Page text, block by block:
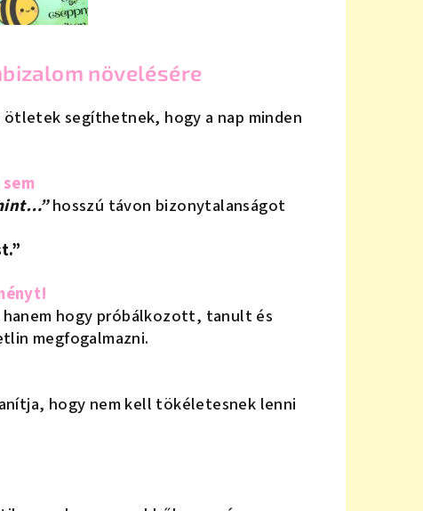
növelésére
segíthetnek, hogy a nap minden
hosszú távon bizonytalanságot
hanem hogy próbálkozott, tanult és
megfogalmazni.
hogy nem kell tökéletesnek lenni